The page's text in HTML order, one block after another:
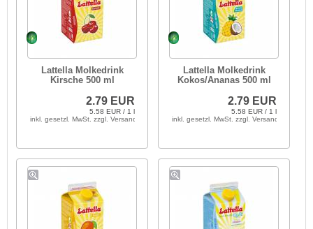
Lattella Molkedrink
Kirsche 500 ml
2.79 EUR
5.58 EUR / 1 l
inkl. gesetzl. MwSt. zzgl. Versandkosten
Lattella Molkedrink
Kokos/Ananas 500 ml
2.79 EUR
5.58 EUR / 1 l
inkl. gesetzl. MwSt. zzgl. Versandkosten